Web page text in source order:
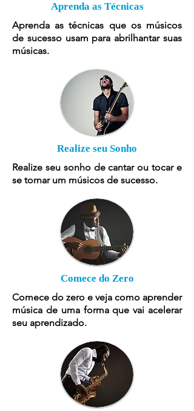
Aprenda as Técnicas
Aprenda as técnicas que os músicos
de sucesso usam para abrilhantar suas
músicas.
Realize seu Sonho
Realize seu sonho de cantar ou tocar e
se tornar um músicos de sucesso.
Comece do Zero
Comece do zero e veja como aprender
música de uma forma que vai acelerar
seu aprendizado.